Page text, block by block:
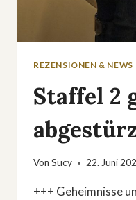
REZENSIONEN & NEWS
Staffel 2
Von Sucy 22. Juni
+++ Geheimnisse